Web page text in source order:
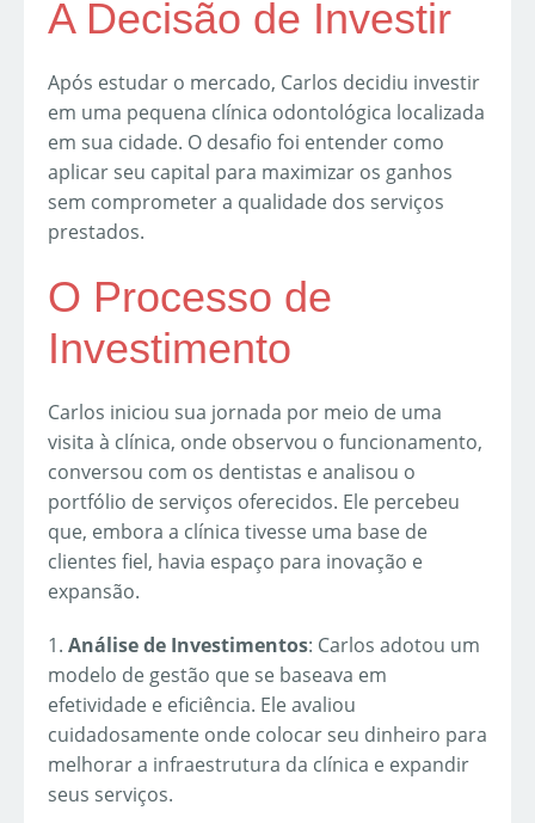
A Decisão de Investir
Após estudar o mercado, Carlos decidiu investir
em uma pequena clínica odontológica localizada
em sua cidade. O desafio foi entender como
aplicar seu capital para maximizar os ganhos
sem comprometer a qualidade dos serviços
prestados.
O Processo de
Investimento
Carlos iniciou sua jornada por meio de uma
visita à clínica, onde observou o funcionamento,
conversou com os dentistas e analisou o
portfólio de serviços oferecidos. Ele percebeu
que, embora a clínica tivesse uma base de
clientes fiel, havia espaço para inovação e
expansão.
1. Análise de Investimentos: Carlos adotou um
modelo de gestão que se baseava em
efetividade e eficiência. Ele avaliou
cuidadosamente onde colocar seu dinheiro para
melhorar a infraestrutura da clínica e expandir
seus serviços.